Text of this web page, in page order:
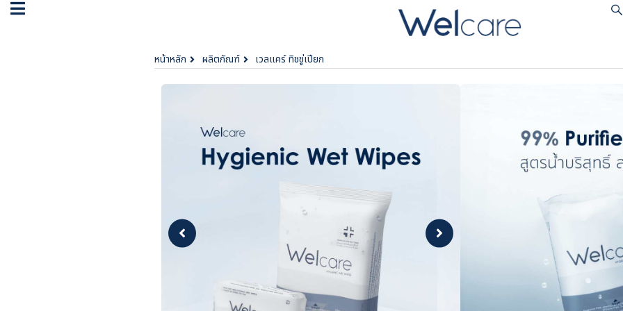
หน้าหลัก ผลิตภัณฑ์ เวลแคร์ ทิชชู่เปียก
No data was found
Lazada